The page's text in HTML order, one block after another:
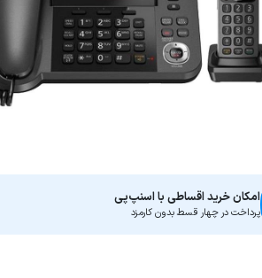
امکان خرید اقساطی با اسنپ‌پی
پرداخت در چهار قسط بدون کارمزد